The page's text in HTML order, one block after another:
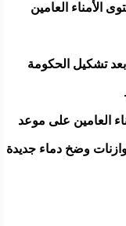
الأمناء العامين
بعد تشكيل الحكومة
العامين على موعد
وضخ دماء جديدة